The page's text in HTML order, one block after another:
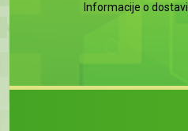
Informacije o dostavi